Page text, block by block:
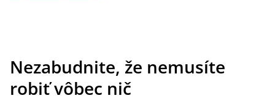
Nezabudnite, že nemusíte
robiť vôbec nič